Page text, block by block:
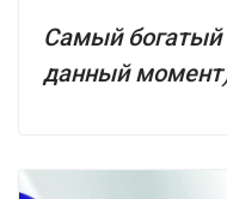
Самый богатый
данный